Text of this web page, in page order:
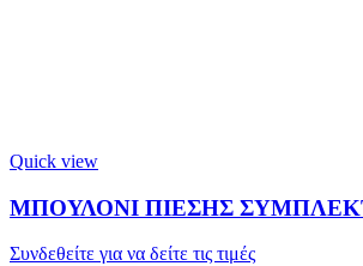
Quick view
ΜΠΟΥΛΟΝΙ ΠΙΕΣΗΣ
Συνδεθείτε για να δείτε τις τιμές